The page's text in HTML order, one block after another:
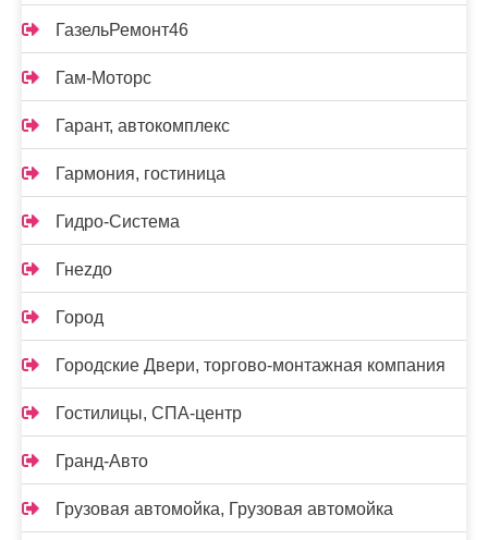
ГазельРемонт46
Гам-Моторс
Гарант, автокомплекс
Гармония, гостиница
Гидро-Система
Гнеzдо
Город
Городские Двери, торгово-монтажная компания
Гостилицы, СПА-центр
Гранд-Авто
Грузовая автомойка, Грузовая автомойка